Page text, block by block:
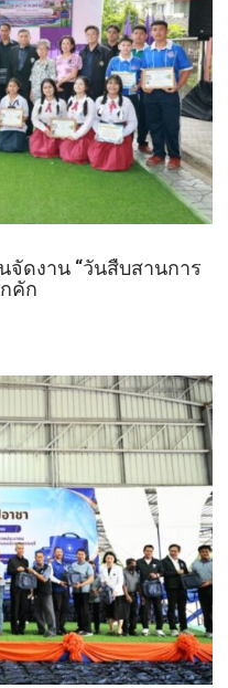
จัดงาน “วันสืบสานการ
คัก